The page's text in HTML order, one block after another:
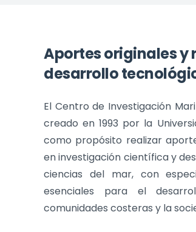
Aportes originales
desarrollo
El Centro de Investigación
creado en 1993 por la
como propósito realizar
en investigación científica y
ciencias del mar, con
esenciales para el
comunidades costeras y la